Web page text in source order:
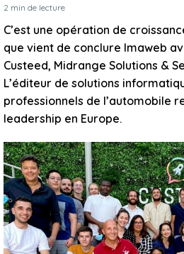
2 min de lecture
C’est une opération de
que vient de conclure Imaweb
Custeed, Midrange Solutions &
L’éditeur de solutions
professionnels de l’automobile
leadership en Europe.